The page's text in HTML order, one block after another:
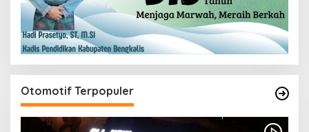
Otomotif Terpopuler